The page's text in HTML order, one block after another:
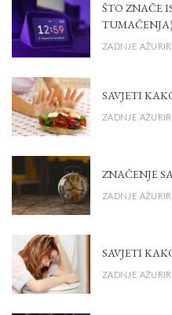
ŠTO ZNAČE
TUMAČENJA)
ZADNJE
SAVJETI
ZADNJE
ZNAČENJE
ZADNJE
SAVJETI
ZADNJE